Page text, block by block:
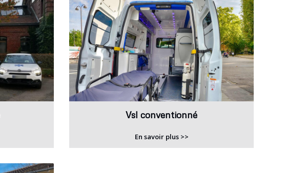
Vsl conventionné
En savoir plus >>